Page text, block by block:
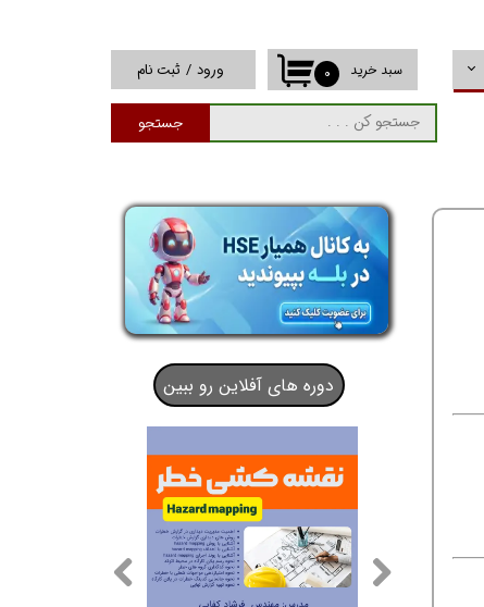
جستجو
۰ سبد خرید ورود / ثبت نام
حساب کاربری من
تغییر گذر واژه
خروج از حساب
کاربری
دوره های آفلاین رو ببین